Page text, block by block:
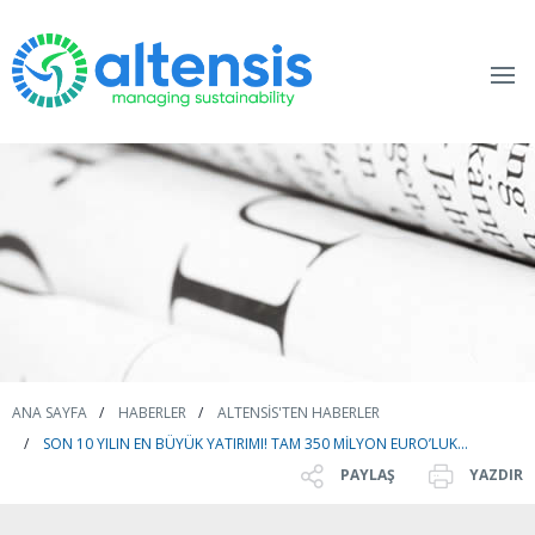
ANA SAYFA HABERLER
ALTENSIS'TEN HABERLER
SON 10 YILIN EN BÜYÜK YATIRIMI! TAM 350 MILYON EURO’LUK…
PAYLAŞ
YAZDIR